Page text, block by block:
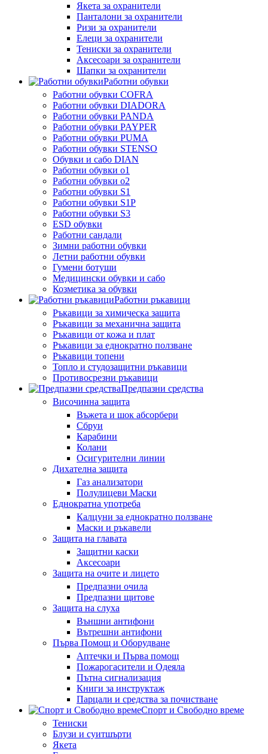
Якета за охранители
Панталони за охранители
Ризи за охранители
Елеци за охранители
Тениски за охранители
Аксесоари за охранители
Шапки за охранители
Работни обувки
Работни обувки COFRA
Работни обувки DIADORA
Работни обувки PANDA
Работни обувки PAYPER
Работни обувки PUMA
Работни обувки STENSO
Обувки и сабо DIAN
Работни обувки o1
Работни обувки o2
Работни обувки S1
Работни обувки S1P
Работни обувки S3
ESD обувки
Работни сандали
Зимни работни обувки
Летни работни обувки
Гумени ботуши
Медицински обувки и сабо
Козметика за обувки
Работни ръкавици
Ръкавици за химическа защита
Ръкавици за механична защита
Ръкавици от кожа и плат
Ръкавици за еднократно ползване
Ръкавици топени
Топло и студозащитни ръкавици
Противосрезни ръкавици
Предпазни средства
Височинна защита
Въжета и шок абсорбери
Сбруи
Карабини
Колани
Осигурителни линии
Дихателна защита
Газ анализатори
Полулицеви Маски
Еднократна употреба
Калцуни за еднократно ползване
Маски и ръкавели
Защита на главата
Защитни каски
Аксесоари
Защита на очите и лицето
Предпазни очила
Предпазни щитове
Защита на слуха
Външни антифони
Вътрешни антифони
Първа Помощ и Оборудване
Аптечки и Първа помощ
Пожарогасители и Одеяла
Пътна сигнализация
Книги за инструктаж
Парцали и средства за почистване
Спорт и Свободно време
Тениски
Блузи и суитшърти
Якета